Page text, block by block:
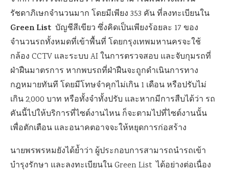
รัชดาภิเษกจำนวนมาก โดยมีเพียง 353 คัน ที่ลงทะเบียนใน
Green List บัญชีสีเขียว ซึ่งคิดเป็นเพียงร้อยละ 17 ของ
จำนวนรถทั้งหมดที่เข้าพื้นที่ โดยกรุงเทพมหานครจะใช้
กล้อง CCTV และระบบ AI ในการตรวจสอบ และจับกุมรถที่
ฝ่าฝืนมาตรการ หากพบรถที่ฝ่าฝืนจะถูกดำเนินการทาง
กฎหมายทันที โดยมีโทษจำคุกไม่เกิน 1 เดือน หรือปรับไม่
เกิน 2,000 บาท หรือทั้งจำทั้งปรับ และหากมีการสืบได้ว่า รถ
คันนี้ไปให้บริการที่ไซต์งานไหน ก็จะตามไปที่ไซต์งานนั้น
เพื่อตักเตือน และอนาคตอาจจะให้หยุดการก่อสร้าง
นายพรพรหมยังได้ย้ำว่า ผู้ประกอบการสามารถนำรถเข้า
บำรุงรักษา และลงทะเบียนใน Green List ได้อย่างต่อเนื่อง